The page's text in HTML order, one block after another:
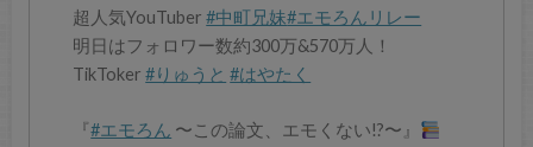
超人気YouTuber#中町兄妹#エモろんリレー
明日はフォロワー数約300万&570万人！
TikToker#りゅうと #はやたく
『#エモろん 〜この論文、エモくない!?〜』